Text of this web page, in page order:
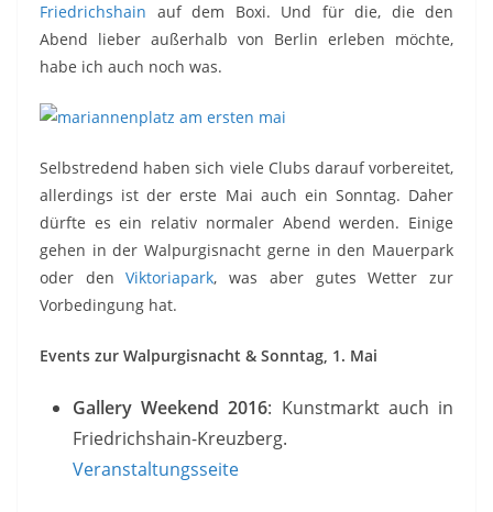
Friedrichshain auf dem Boxi. Und für die, die den
Abend lieber außerhalb von Berlin erleben möchte,
habe ich auch noch was.
Selbstredend haben sich viele Clubs darauf vorbereitet,
allerdings ist der erste Mai auch ein Sonntag. Daher
dürfte es ein relativ normaler Abend werden. Einige
gehen in der Walpurgisnacht gerne in den Mauerpark
oder denViktoriapark, was aber gutes Wetter zur
Vorbedingung hat.
Events zur Walpurgisnacht & Sonntag, 1. Mai
Gallery Weekend 2016: Kunstmarkt auch in
Friedrichshain-Kreuzberg.
Veranstaltungsseite